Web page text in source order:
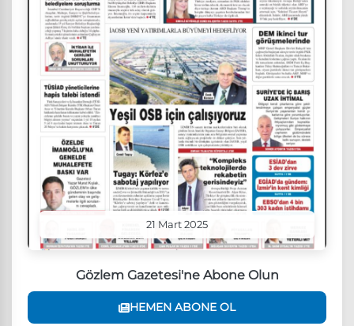
21 Mart 2025
Gözlem Gazetesi'ne Abone Olun
HEMEN ABONE OL